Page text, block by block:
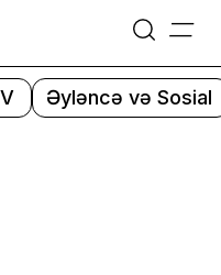
=
Əyləncə və Sosial